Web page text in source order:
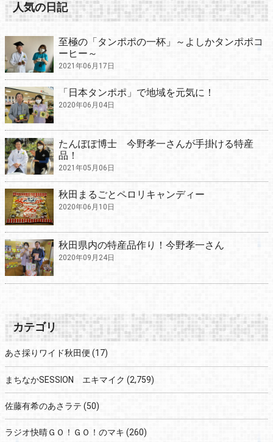
人気の日記
至極の「タンポポの一杯」～よしかタンポポコ
ーヒー～
2021年06月17日
「日本タンポポ」で地域を元気に！
2020年06月04日
たんぽぽ博士 今野孝一さんが手掛ける特産
品！
2021年05月06日
秋田まるごとペロリキャンディー
2020年06月10日
秋田県内の特産品作り！今野孝一さん
2020年09月24日
カテゴリ
あさ採りワイド秋田便 (17)
まちなかSESSION エキマイク (2,759)
佐藤有希のあさラテ (50)
ラジオ快晴ＧＯ！ＧＯ！のマキ (260)